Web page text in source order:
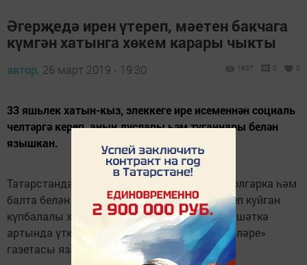
Әгерҗедә ирен үтереп, мәетен бакчага
күмгән хатынга хөкем карары чыкты
автор, 26 март 2019 - 19:30 1837 0 0
33 яшьлек хатын-кыз, элеккеге ире исеменнән социаль
челтәргә кереп, аның дуслары һәм туганнары белән
язышкан.
Татарстанда үзенең элеккеге ирен үтереп, болгарка һәм
балта белән кисәкләргә бүлеп, бакчага күмеп куйган
күпбалалы хатын 9 елдан артык гомерен рәшәткә
артында үткәрәчәк. Бу хакта «Әгерҗе хәбәрләре»
газетасы яза.